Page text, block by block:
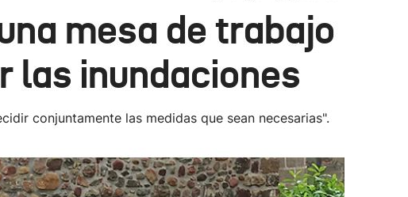
Lo último
mesa de trabajo
las inundaciones
conjuntamente las medidas que sean necesarias".